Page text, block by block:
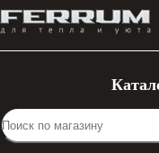
Широкий ассортимент